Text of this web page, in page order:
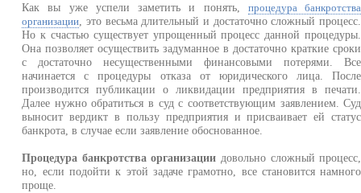
Как вы уже успели заметить и понять, процедура банкротства
организации , это весьма длительный и достаточно сложный процесс.
Но к счастью существует упрощенный процесс данной процедуры.
Она позволяет осуществить задуманное в достаточно краткие сроки
с достаточно несущественными финансовыми потерями. Все
начинается с процедуры отказа от юридического лица. После
производится публикации о ликвидации предприятия в печати.
Далее нужно обратиться в суд с соответствующим заявлением. Суд
выносит вердикт в пользу предприятия и присваивает ей статус
банкрота, в случае если заявление обоснованное.
Процедура банкротства организации довольно сложный процесс,
но, если подойти к этой задаче грамотно, все становится намного
проще.